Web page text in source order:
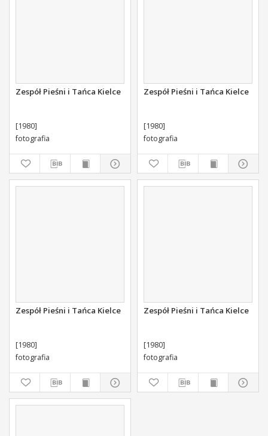
Zespół Pieśni i Tańca Kielce
[1980]
fotografia
Zespół Pieśni i Tańca Kielce
[1980]
fotografia
Zespół Pieśni i Tańca Kielce
[1980]
fotografia
Zespół Pieśni i Tańca Kielce
[1980]
fotografia